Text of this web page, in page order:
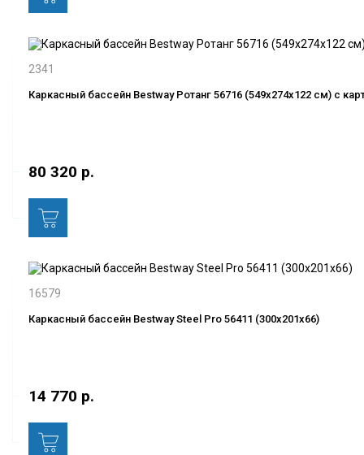
2341
Каркасный бассейн Bestway Ротанг 56716 (549х274х122 см) с
80 320 р.
16579
Каркасный бассейн Bestway Steel Pro 56411 (300х201х66)
14 770 р.